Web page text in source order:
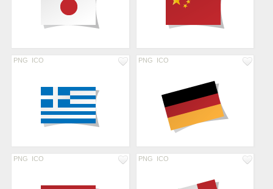
PNG ICO PNG ICO
PNG ICO PNG ICO